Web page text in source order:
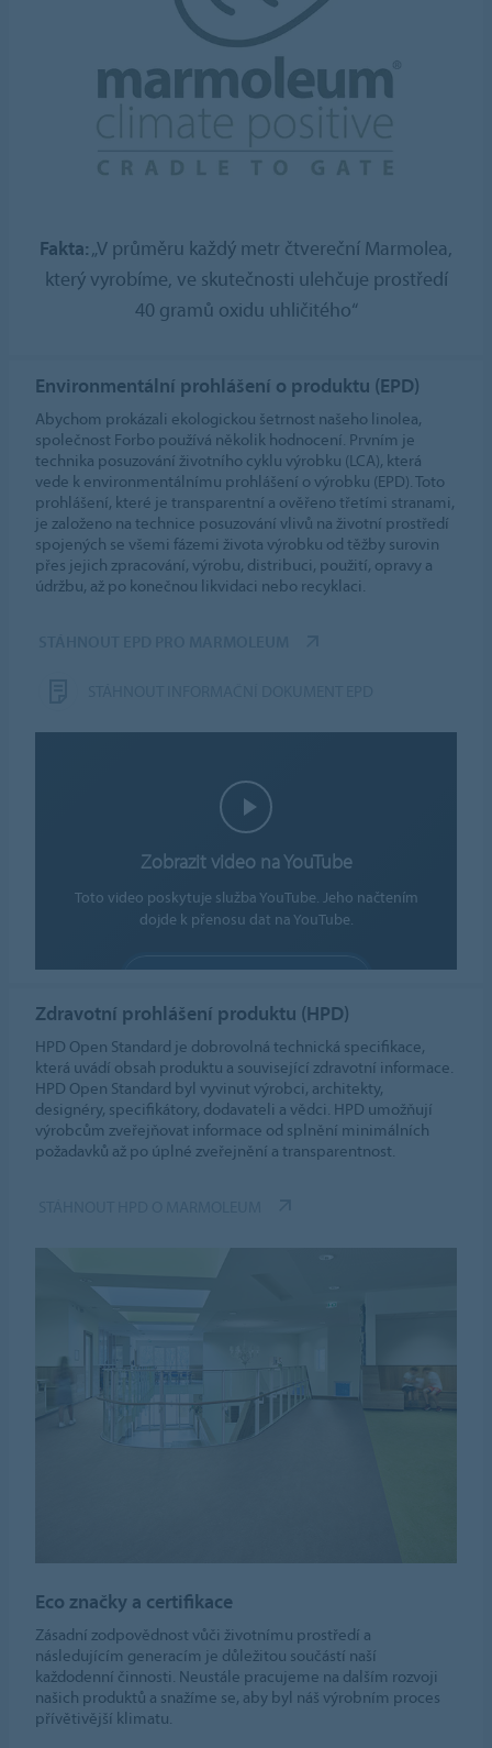
Fakta:„V průměru každý metr čtvereční Marmolea,
který vyrobíme, ve skutečnosti ulehčuje prostředí
40 gramů oxidu uhličitého“
Environmentální prohlášení o produktu (EPD)
Abychom prokázali ekologickou šetrnost našeho linolea,
společnost Forbo používá několik hodnocení. Prvním je
technika posuzování životního cyklu výrobku (LCA), která
vede k environmentálnímu prohlášení o výrobku (EPD). Toto
prohlášení, které je transparentní a ověřeno třetími stranami,
je založeno na technice posuzování vlivů na životní prostředí
spojených se všemi fázemi života výrobku od těžby surovin
přes jejich zpracování, výrobu, distribuci, použití, opravy a
údržbu, až po konečnou likvidaci nebo recyklaci.
Zobrazit video na YouTube
Toto video poskytuje služba YouTube. Jeho načtením
dojde k přenosu dat na YouTube.
Nastavení souborů cookie
Zdravotní prohlášení produktu (HPD)
HPD Open Standard je dobrovolná technická specifikace,
která uvádí obsah produktu a související zdravotní informace.
HPD Open Standard byl vyvinut výrobci, architekty,
designéry, specifikátory, dodavateli a vědci. HPD umožňují
výrobcům zveřejňovat informace od splnění minimálních
požadavků až po úplné zveřejnění a transparentnost.
Eco značky a certifikace
Zásadní zodpovědnost vůči životnímu prostředí a
následujícím generacím je důležitou součástí naší
každodenní činnosti. Neustále pracujeme na dalším rozvoji
našich produktů a snažíme se, aby byl náš výrobním proces
přívětivější klimatu.